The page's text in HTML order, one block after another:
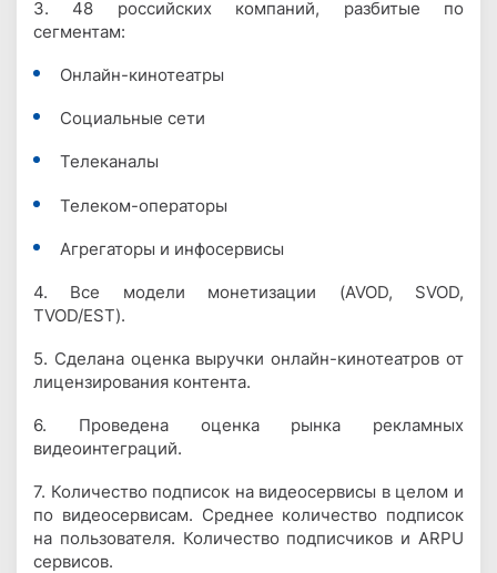
3. 48 российских компаний, разбитые по
сегментам:
Онлайн-кинотеатры
Социальные сети
Телеканалы
Телеком-операторы
Агрегаторы и инфосервисы
4. Все модели монетизации (AVOD, SVOD,
TVOD/EST).
5. Сделана оценка выручки онлайн-кинотеатров от
лицензирования контента.
6. Проведена оценка рынка рекламных
видеоинтеграций.
7. Количество подписок на видеосервисы в целом и
по видеосервисам. Среднее количество подписок
на пользователя. Количество подписчиков и ARPU
сервисов.